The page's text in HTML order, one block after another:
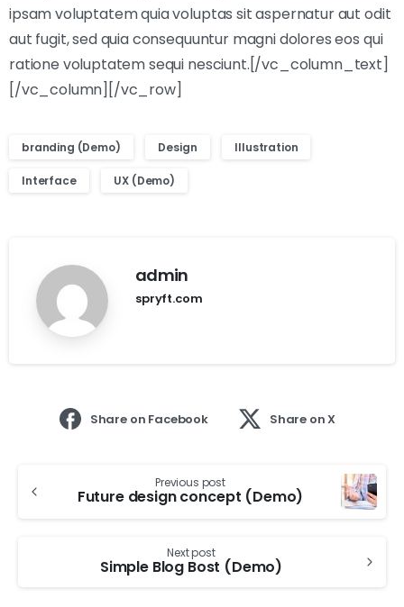
ipsam voluptatem quia voluptas sit aspernatur aut odit
aut fugit, sed quia consequuntur magni dolores eos qui
ratione voluptatem sequi nesciunt.[/vc_column_text]
[/vc_column][/vc_row]
branding (Demo) Design Illustration
Interface UX (Demo)
admin
spryft.com
Share on Facebook Share on X
Previous post
Future design concept (Demo)
Next post
Simple Blog Bost (Demo)